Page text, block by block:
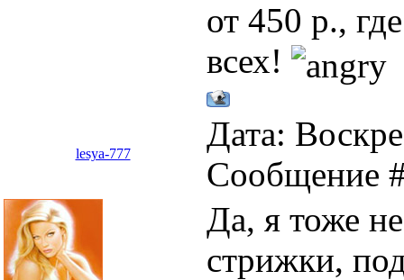
от 450 р.,
всех!
lesya-777
Дата:
Сообщение
Да, я тоже
стрижки,